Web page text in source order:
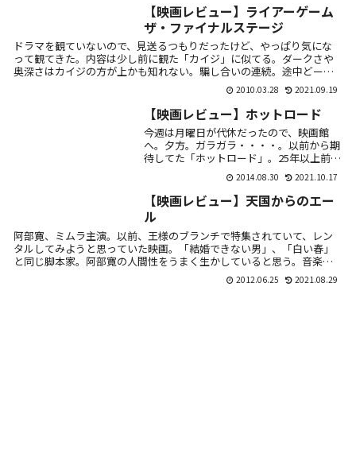
【映画レビュー】ライアーゲーム
ザ・ファイナルステージ
ドラマを観ていないので、見送るつもりだったけど、やっぱり気にな
って観てきた。内容は少し前に観た「カイジ」に似てる。ダークさや
奥深さはカイジの方が上かも知れない。騙し合いの連続。途中どーゆ
2010.03.28 2021.09.19
【映画レビュー】ホットロード
今週は月曜日が代休だったので、映画館
へ。夕方。ガラガラ・・・・。以前から期
待してた「ホットロード」。25年以上前の
少女マンガが原作で、暴走族に入る少女の
ストーリー・・・・。違うかも？私は観て
なかったけ...
2014.08.30 2021.10.17
【映画レビュー】天国からのエー
ル
阿部寛、ミムラ主演。以前、王様のブランチで特集されていて、レン
タルしてみようと思っていた映画。「結婚できない男」、「白い春」
と同じ脚本家。阿部寛の人間性をうまく生かしていると思う。音楽を
2012.06.25 2021.08.29